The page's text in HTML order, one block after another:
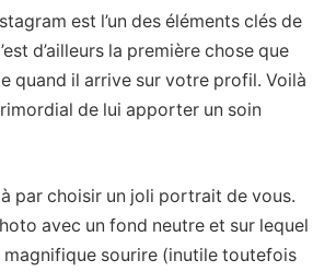
est l’un des éléments clés de
d’ailleurs la première chose que
quand il arrive sur votre profil. Voilà
de lui apporter un soin
par choisir un joli portrait de vous.
avec un fond neutre et sur lequel
magnifique sourire (inutile toutefois